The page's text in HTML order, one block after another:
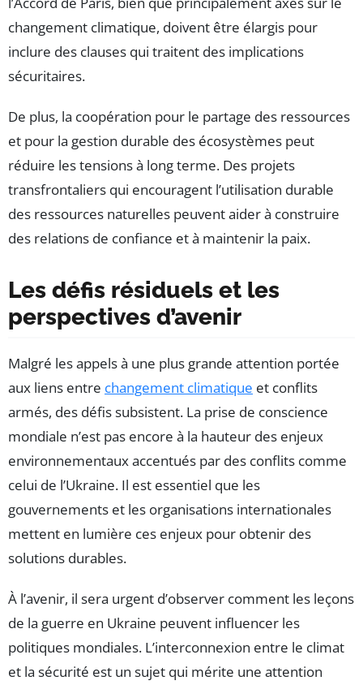
changement climatique, doivent être élargis pour
inclure des clauses qui traitent des implications
sécuritaires.
De plus, la coopération pour le partage des ressources
et pour la gestion durable des écosystèmes peut
réduire les tensions à long terme. Des projets
transfrontaliers qui encouragent l’utilisation durable
des ressources naturelles peuvent aider à construire
des relations de confiance et à maintenir la paix.
Les défis résiduels et les
perspectives d’avenir
Malgré les appels à une plus grande attention portée
aux liens entre changement climatique et conflits
armés, des défis subsistent. La prise de conscience
mondiale n’est pas encore à la hauteur des enjeux
environnementaux accentués par des conflits comme
celui de l’Ukraine. Il est essentiel que les
gouvernements et les organisations internationales
mettent en lumière ces enjeux pour obtenir des
solutions durables.
À l’avenir, il sera urgent d’observer comment les leçons
de la guerre en Ukraine peuvent influencer les
politiques mondiales. L’interconnexion entre le climat
et la sécurité est un sujet qui mérite une attention